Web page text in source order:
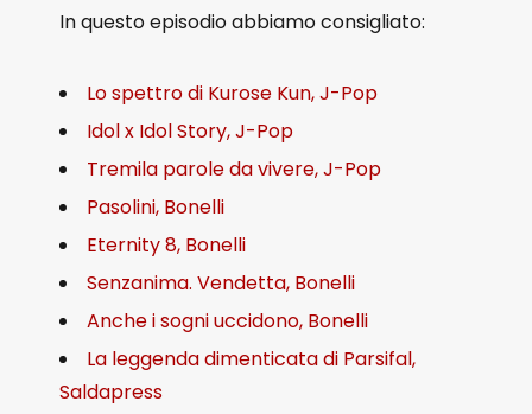
In questo episodio abbiamo consigliato:
Lo spettro di Kurose Kun, J-Pop
Idol x Idol Story, J-Pop
Tremila parole da vivere, J-Pop
Pasolini, Bonelli
Eternity 8, Bonelli
Senzanima. Vendetta, Bonelli
Anche i sogni uccidono, Bonelli
La leggenda dimenticata di Parsifal,
Saldapress